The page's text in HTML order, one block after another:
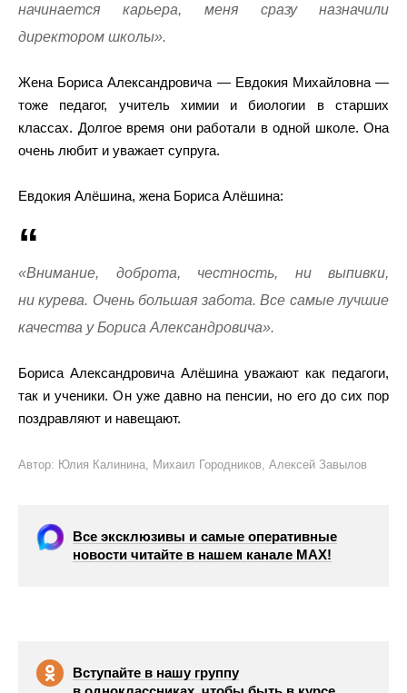
начинается карьера, меня сразу назначили
директором школы».
Жена Бориса Александровича — Евдокия Михайловна —
тоже педагог, учитель химии и биологии в старших
классах. Долгое время они работали в одной школе. Она
очень любит и уважает супруга.
Евдокия Алёшина, жена Бориса Алёшина:
«Внимание, доброта, честность, ни выпивки,
ни курева. Очень большая забота. Все самые лучшие
качества у Бориса Александровича».
Бориса Александровича Алёшина уважают как педагоги,
так и ученики. Он уже давно на пенсии, но его до сих пор
поздравляют и навещают.
Автор: Юлия Калинина, Михаил Городников, Алексей Завылов
Все эксклюзивы и самые оперативные
новости читайте в нашем канале МАХ!
Вступайте в нашу группу